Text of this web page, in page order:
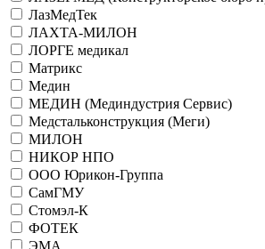
ЛазМедТек
ЛАХТА-МИЛОН
ЛОРГЕ медикал
Матрикс
Медин
МЕДИН (Мединдустрия Сервис)
Медстальконструкция (Меги)
МИЛОН
НИКОР НПО
ООО Юрикон-Группа
СамГМУ
Стомэл-К
ФОТЕК
ЭМА